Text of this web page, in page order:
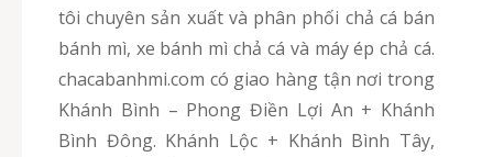
tôi chuyên sản xuất và phân phối chả cá bán
bánh mì, xe bánh mì chả cá và máy ép chả cá.
chacabanhmi.com có giao hàng tận nơi trong
Khánh Bình – Phong Điền Lợi An + Khánh
Bình Đông. Khánh Lộc + Khánh Bình Tây,